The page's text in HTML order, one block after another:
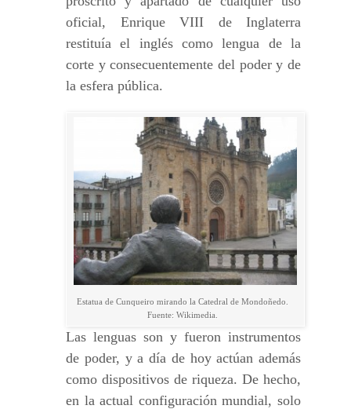
oficial, Enrique VIII de Inglaterra
restituía el inglés como lengua de la
corte y consecuentemente del poder y de
la esfera pública.
Estatua de Cunqueiro mirando la Catedral de Mondoñedo.
Fuente: Wikimedia.
Las lenguas son y fueron instrumentos
de poder, y a día de hoy actúan además
como dispositivos de riqueza. De hecho,
en la actual configuración mundial, solo